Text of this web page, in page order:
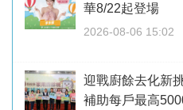
華8/22起登場
2026-08-06 15:02
迎戰廚餘去化新
補助每戶最高